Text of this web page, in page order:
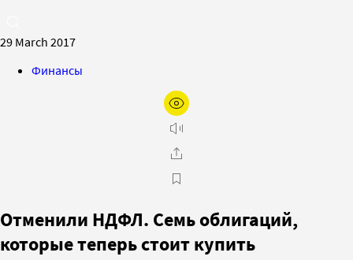
29 March 2017
Финансы
Отменили НДФЛ. Семь облигаций,
которые теперь стоит купить